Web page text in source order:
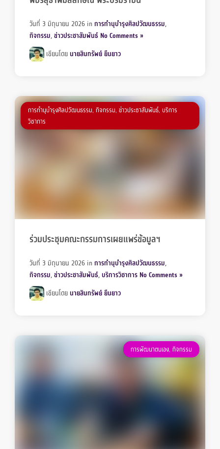
วันที่ 3 มิถุนายน 2026 inการทำนุบำรุงศิลปวัฒนธรรม,
กิจกรรม,ข่าวประชาสัมพันธ์ No Comments »
เขียนโดย นายสินทรัพย์ ยืนยาว
การทำนุบำรุงศิลปวัฒนธรรม, กิจกรรม, ข่าวประชาสัมพันธ์, บริการ
วิชาการ
ร่วมประชุมคณะกรรมการเผยแพร่ข้อมูลฯ
วันที่ 3 มิถุนายน 2026 inการทำนุบำรุงศิลปวัฒนธรรม,
กิจกรรม,ข่าวประชาสัมพันธ์, บริการวิชาการ No Comments »
เขียนโดย นายสินทรัพย์ ยืนยาว
การพัฒนาตนเอง, กิจกรรม